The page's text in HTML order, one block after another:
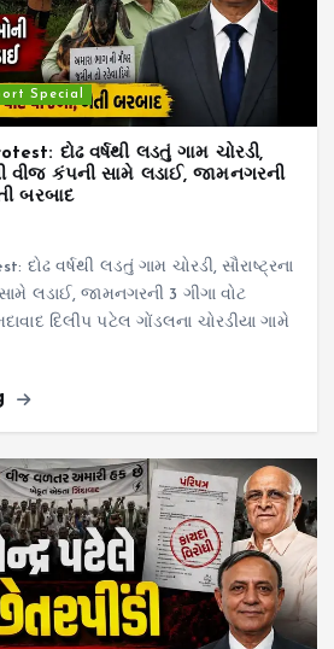
Special
દોઢ વર્ષથી લડતું ગામ ચોરડી,
વીજ કંપની સામે લડાઈ, જામનગરની
બરબાદ
દોઢ વર્ષથી લડતું ગામ ચોરડી, સૌરાષ્ટ્રના
લડાઈ, જામનગરની 3 ગીગા વોટ
દિલીપ પટેલ ગોંડલના ચોરડીયા ગામે